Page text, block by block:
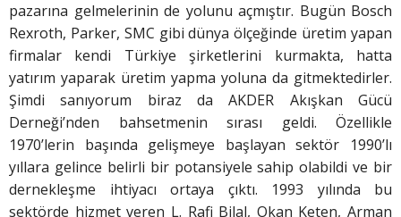
pazarına gelmelerinin de yolunu açmıştır. Bugün Bosch
Rexroth, Parker, SMC gibi dünya ölçeğinde üretim yapan
firmalar kendi Türkiye şirketlerini kurmakta, hatta
yatırım yaparak üretim yapma yoluna da gitmektedirler.
Şimdi sanıyorum biraz da AKDER Akışkan Gücü
Derneği’nden bahsetmenin sırası geldi. Özellikle
1970’lerin başında gelişmeye başlayan sektör 1990’lı
yıllara gelince belirli bir potansiyele sahip olabildi ve bir
dernekleşme ihtiyacı ortaya çıktı. 1993 yılında bu
sektörde hizmet veren L. Rafi Bilal, Okan Keten, Arman